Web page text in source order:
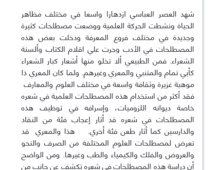
شهد العصر العباسي ازدهارا واسعا في مختلف مظاهر
الحياة ونشطت الحركة العلمية ووضعت مصطلحات كثيرة
وجديدة في مختلف فروع المعرفة ودخلت بعض هذه
المصطلحات في الأدب وجرت علي اقلام الكتاب وألسنة
الشعراء. فمن الطبيعي ألا تخلو منها أشعار كبار الشعراء
كأبي تمام والمتنبي والمعري وغيرهم. ولما كان المعري ذا
موهبة غزيرة وثقافة واسعة في مختلف العلوم والمعارف
فقد أكثر من استخدام هذه المصطلحات العلمية في شعره
خاصة ديوانه اللزوميات، وإسرافه في توظيف هذه
المصطلحات في شعره قد أثار إعجاب فئة من النقاد
والدارسين كما أثار طعن فئة أخري. هذا والمعري قد
تعرض لمصطلحات العلوم المختلفة من الصرف والنحو
والعروض والفلك والكيمياء والطب وغيرها. ومن الواضح
أن دراسة هذه المصطلحات في شعره تكشف عن جانب من